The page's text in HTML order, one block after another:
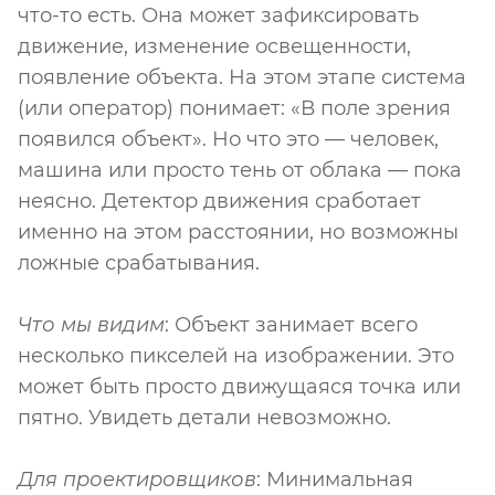
что-то есть. Она может зафиксировать
движение, изменение освещенности,
появление объекта. На этом этапе система
(или оператор) понимает: «В поле зрения
появился объект». Но что это — человек,
машина или просто тень от облака — пока
неясно. Детектор движения сработает
именно на этом расстоянии, но возможны
ложные срабатывания.
Что мы видим: Объект занимает всего
несколько пикселей на изображении. Это
может быть просто движущаяся точка или
пятно. Увидеть детали невозможно.
Для проектировщиков: Минимальная